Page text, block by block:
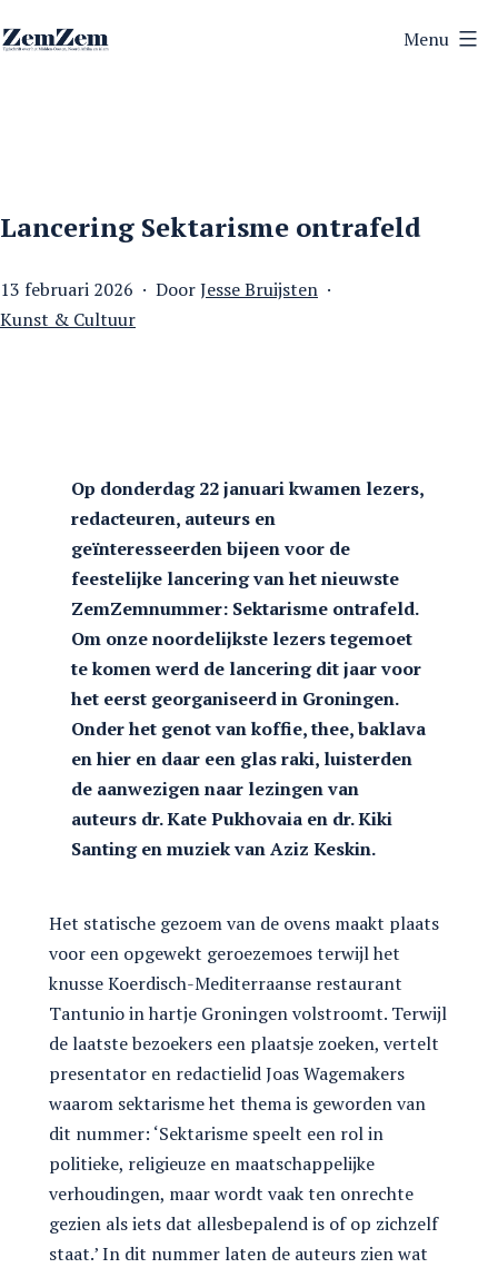
naar
Menu
Lancering Sektarisme ontrafeld
Gepubliceerd
op
13 februari 2026 DoorJesse Bruijsten
Gecategoriseerd
Kunst & Cultuur
Op donderdag 22 januari kwamen lezers,
redacteuren, auteurs en
geïnteresseerden bijeen voor de
feestelijke lancering van het nieuwste
ZemZemnummer: Sektarisme ontrafeld.
Om onze noordelijkste lezers tegemoet
te komen werd de lancering dit jaar voor
het eerst georganiseerd in Groningen.
Onder het genot van koffie, thee, baklava
en hier en daar een glas raki, luisterden
de aanwezigen naar lezingen van
auteurs dr. Kate Pukhovaia en dr. Kiki
Santing en muziek van Aziz Keskin.
Het statische gezoem van de ovens maakt plaats
voor een opgewekt geroezemoes terwijl het
knusse Koerdisch-Mediterraanse restaurant
Tantunio in hartje Groningen volstroomt. Terwijl
de laatste bezoekers een plaatsje zoeken, vertelt
presentator en redactielid Joas Wagemakers
waarom sektarisme het thema is geworden van
dit nummer: ‘Sektarisme speelt een rol in
politieke, religieuze en maatschappelijke
verhoudingen, maar wordt vaak ten onrechte
gezien als iets dat allesbepalend is of op zichzelf
staat.’ In dit nummer laten de auteurs zien wat